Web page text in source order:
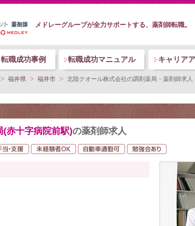
メドレーグループが全力サポートする、薬剤師転職。
転職成功事例 転職成功マニュアル キャリア
福井県 福井市 北陸クオール株式会社の調剤薬局・薬剤師求
(赤十字病院前駅)の薬剤師求人